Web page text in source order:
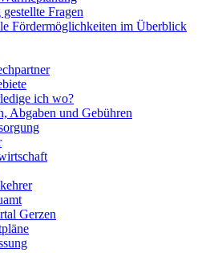
Fragen
Fördermöglichkeiten im Überblick
ich wo?
Abgaben und Gebühren
Gerzen